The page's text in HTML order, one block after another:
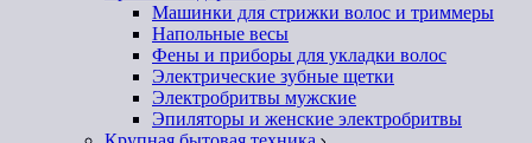
Машинки для стрижки волос и триммеры
Напольные весы
Фены и приборы для укладки волос
Электрические зубные щетки
Электробритвы мужские
Эпиляторы и женские электробритвы